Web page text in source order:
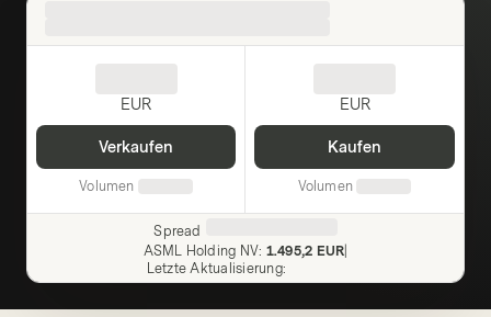
EUR
Verkaufen
Volumen
EUR
Kaufen
Volumen
Spread
ASML Holding NV: 1.495,2 EUR
Letzte Aktualisierung: